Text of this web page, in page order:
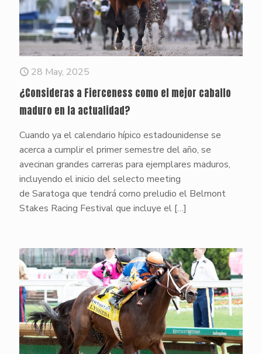
28 May, 2025
¿Consideras a Fierceness como el mejor caballo
maduro en la actualidad?
Cuando ya el calendario hípico estadounidense se
acerca a cumplir el primer semestre del año, se
avecinan grandes carreras para ejemplares maduros,
incluyendo el inicio del selecto meeting
de Saratoga que tendrá como preludio el Belmont
Stakes Racing Festival que incluye el […]